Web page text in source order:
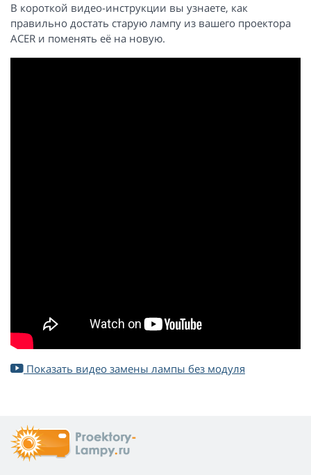
В короткой видео-инструкции вы узнаете, как
правильно достать старую лампу из вашего проектора
ACER и поменять её на новую.
Показать видео замены лампы без модуля